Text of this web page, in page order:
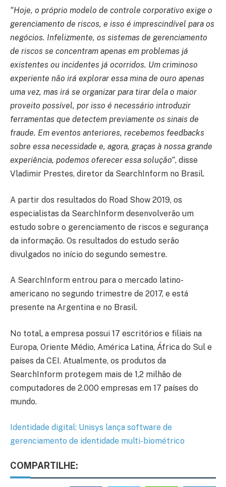
“Hoje, o próprio modelo de controle corporativo exige o
gerenciamento de riscos, e isso é imprescindível para os
negócios. Infelizmente, os sistemas de gerenciamento
de riscos se concentram apenas em problemas já
existentes ou incidentes já ocorridos. Um criminoso
experiente não irá explorar essa mina de ouro apenas
uma vez, mas irá se organizar para tirar dela o maior
proveito possível, por isso é necessário introduzir
ferramentas que detectem previamente os sinais de
fraude. Em eventos anteriores, recebemos feedbacks
sobre essa necessidade e, agora, graças à nossa grande
experiência, podemos oferecer essa solução”, disse
Vladimir Prestes, diretor da SearchInform no Brasil.
A partir dos resultados do Road Show 2019, os
especialistas da SearchInform desenvolverão um
estudo sobre o gerenciamento de riscos e segurança
da informação. Os resultados do estudo serão
divulgados no início do segundo semestre.
A SearchInform entrou para o mercado latino-
americano no segundo trimestre de 2017, e está
presente na Argentina e no Brasil.
No total, a empresa possui 17 escritórios e filiais na
Europa, Oriente Médio, América Latina, África do Sul e
países da CEI. Atualmente, os produtos da
SearchInform protegem mais de 1,2 milhão de
computadores de 2.000 empresas em 17 países do
mundo.
Identidade digital: Unisys lança software de
gerenciamento de identidade multi-biométrico
COMPARTILHE: